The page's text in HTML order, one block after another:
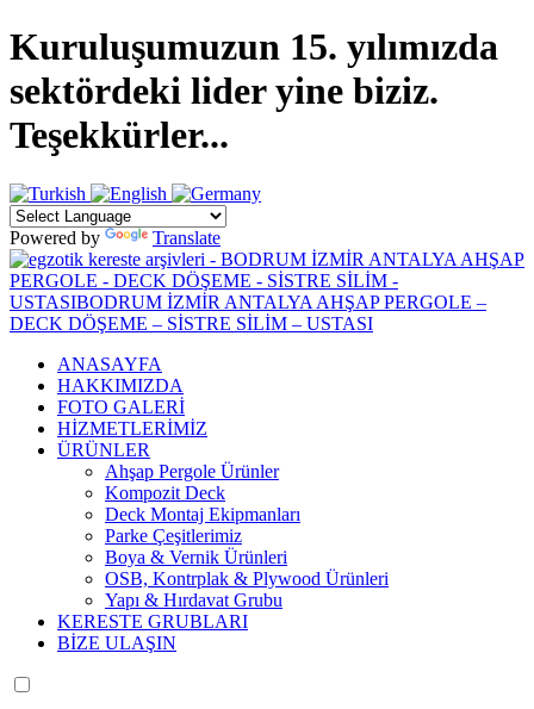
Kuruluşumuzun 15. yılımızda
sektördeki lider yine biziz.
Teşekkürler...
Powered by Translate
ANASAYFA
HAKKIMIZDA
FOTO GALERİ
HİZMETLERİMİZ
ÜRÜNLER
Ahşap Pergole Ürünler
Kompozit Deck
Deck Montaj Ekipmanları
Parke Çeşitlerimiz
Boya & Vernik Ürünleri
OSB, Kontrplak & Plywood Ürünleri
Yapı & Hırdavat Grubu
KERESTE GRUBLARI
BİZE ULAŞIN